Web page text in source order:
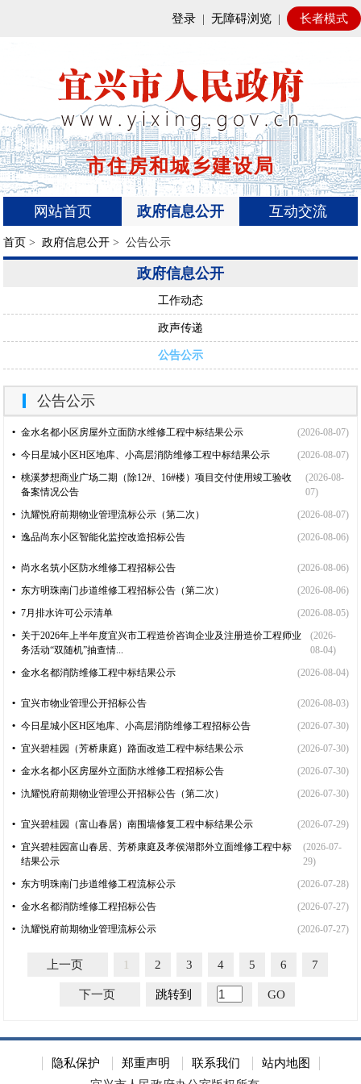
登录 | 无障碍浏览 | 长者模式
市住房和城乡建设局
网站首页 政府信息公开 互动交流
首页 >政府信息公开 > 公告公示
政府信息公开
工作动态
政声传递
公告公示
公告公示
• 金水名都小区房屋外立面防水维修工程中标结果公示
(2026-08-07)
• 今日星城小区H区地库、小高层消防维修工程中标结果公示
(2026-08-07)
• 桃溪梦想商业广场二期（除12#、16#楼）项目交付使用竣工验收
备案情况公告
(2026-08-
07)
• 氿耀悦府前期物业管理流标公示（第二次）
(2026-08-07)
• 逸品尚东小区智能化监控改造招标公告 (2026-08-06)
• 尚水名筑小区防水维修工程招标公告
(2026-08-06)
• 东方明珠南门步道维修工程招标公告（第二次）
(2026-08-06)
• 7月排水许可公示清单
(2026-08-05)
• 关于2026年上半年度宜兴市工程造价咨询企业及注册造价工程师业
务活动“双随机”抽查情...
(2026-
08-04)
• 金水名都消防维修工程中标结果公示 (2026-08-04)
• 宜兴市物业管理公开招标公告
(2026-08-03)
• 今日星城小区H区地库、小高层消防维修工程招标公告
(2026-07-30)
• 宜兴碧桂园（芳桥康庭）路面改造工程中标结果公示
(2026-07-30)
• 金水名都小区房屋外立面防水维修工程招标公告
(2026-07-30)
• 氿耀悦府前期物业管理公开招标公告（第二次） (2026-07-30)
• 宜兴碧桂园（富山春居）南围墙修复工程中标结果公示
(2026-07-29)
• 宜兴碧桂园富山春居、芳桥康庭及孝侯湖郡外立面维修工程中标
结果公示
(2026-07-
29)
• 东方明珠南门步道维修工程流标公示
(2026-07-28)
• 金水名都消防维修工程招标公告
(2026-07-27)
• 氿耀悦府前期物业管理流标公示 (2026-07-27)
上一页 1 2 3 4 5 6 7
下一页 跳转到 GO
隐私保护 郑重声明 联系我们
站内地图